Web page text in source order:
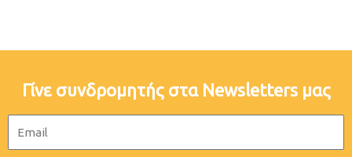
Γίνε συνδρομητής στα Newsletters μας